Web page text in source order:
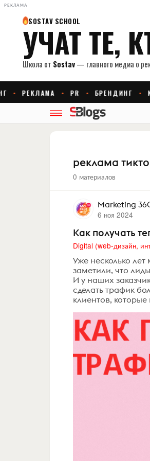
РЕКЛАМА
реклама
0 материалов
Marketing
6 ноя 2024
Как получать
Уже несколько
заметили, что
И у наших
сделать трафик
клиентов, которые